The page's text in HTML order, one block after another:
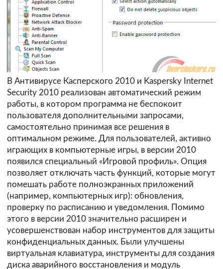
В Антивирусе Касперского 2010 и Kaspersky Internet
Security 2010 реализован автоматический режим
работы, в котором программа не беспокоит
пользователя дополнительными запросами,
самостоятельно принимая все решения в
оптимальном режиме. Для пользователей, активно
играющих в компьютерные игры, в версии 2010
появился специальный «Игровой профиль». Опция
позволяет отключать часть функций, которые могут
помешать работе полноэкранных приложений
(например, компьютерных игр): обновления,
проверку по расписанию и уведомления. Помимо
этого в версии 2010 значительно расширен и
усовершенствован набор инструментов для защиты
конфиденциальных данных. Были улучшены
виртуальная клавиатура, инструменты для создания
диска аварийного восстановления и модуль